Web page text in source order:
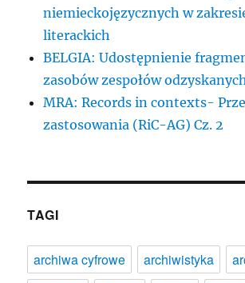
niemieckojęzycznych w
literackich
BELGIA: Udostępnienie
zasobów zespołów
MRA: Records in contexts-
zastosowania (RiC-AG) Cz. 2
TAGI
archiwa cyfrowe archiwistyka